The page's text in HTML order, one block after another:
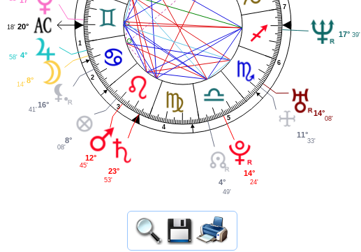
1
2
3
4
5
6
7
20°
18'
4°
58'
8°
14'
16°
41'
8°
08'
12°
45'
23°
53' 4°
49'
14°
24'
11°
33'
14°
08'
17° 39'